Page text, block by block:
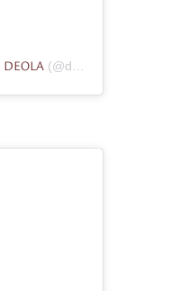
DEOLA (@deolasagoeofficial) el